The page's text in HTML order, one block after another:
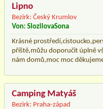
Lipno
Bezirk: Český Krumlov
Von: SlozilovaSona
Krásné
příště,můžu doporučit úplně
nám domů,moc moc
Camping Matyáš
Bezirk: Praha-západ